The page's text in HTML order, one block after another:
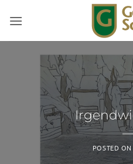
POSTED ON